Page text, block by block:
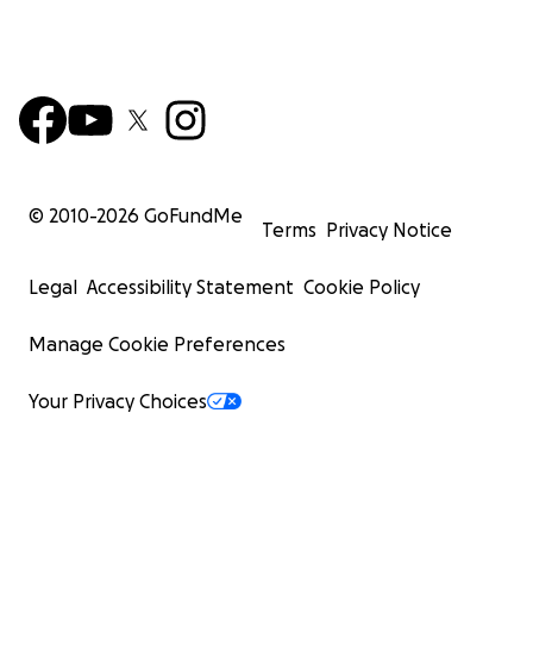
© 2010-2026 GoFundMe
Terms Privacy Notice
Legal Accessibility Statement Cookie Policy
Manage Cookie Preferences
Your Privacy Choices